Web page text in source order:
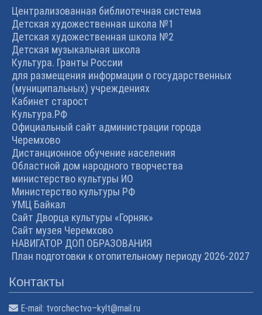
Централизованная библиотечная система
Детская художественная школа №1
Детская художественная школа №2
Детская музыкальная школа
Культура. Гранты России
для размещения информации о государственных
(муниципальных) учреждениях
Кабинет старост
Культура.РФ
Официальный сайт администрации города
Черемхово
Дистанционное обучение населения
Областной дом народного творчества
министерство культуры ИО
Министерство культуры РФ
УМЦ Байкал
Сайт Дворца культуры «Горняк»
Сайт музея Черемхово
НАВИГАТОР ДОП ОБРАЗОВАНИЯ
План подготовки к отопительному периоду 2026-2027
Контакты
E-mail: tvorchectvo–kylt@mail.ru